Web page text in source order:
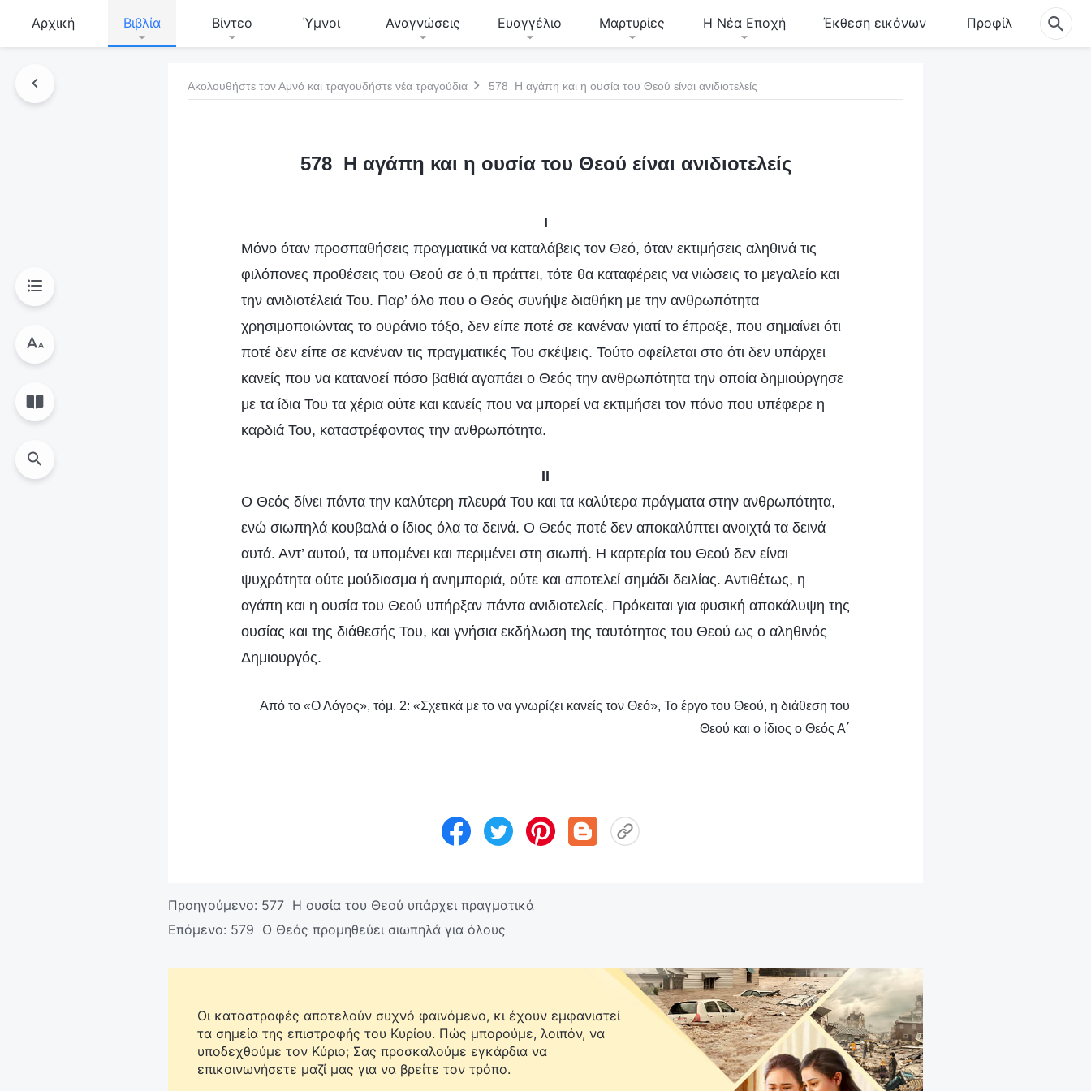
Αρχική Βιβλία Βίντεο Ύμνοι Αναγνώσεις Ευαγγέλιο Μαρτυρίες Η Νέα Εποχή Έκθεση εικόνων Προφίλ
Ακολουθήστε τον Αμνό και τραγουδήστε νέα τραγούδια 578 Η αγάπη και η ουσία του Θεού είναι ανιδιοτελείς
578 Η αγάπη και η ουσία του Θεού είναι ανιδιοτελείς
I
Μόνο όταν προσπαθήσεις πραγματικά να καταλάβεις τον Θεό, όταν εκτιμήσεις αληθινά τις
φιλόπονες προθέσεις του Θεού σε ό,τι πράττει, τότε θα καταφέρεις να νιώσεις το μεγαλείο και
την ανιδιοτέλειά Του. Παρ’ όλο που ο Θεός συνήψε διαθήκη με την ανθρωπότητα
χρησιμοποιώντας το ουράνιο τόξο, δεν είπε ποτέ σε κανέναν γιατί το έπραξε, που σημαίνει ότι
ποτέ δεν είπε σε κανέναν τις πραγματικές Του σκέψεις. Τούτο οφείλεται στο ότι δεν υπάρχει
κανείς που να κατανοεί πόσο βαθιά αγαπάει ο Θεός την ανθρωπότητα την οποία δημιούργησε
με τα ίδια Του τα χέρια ούτε και κανείς που να μπορεί να εκτιμήσει τον πόνο που υπέφερε η
καρδιά Του, καταστρέφοντας την ανθρωπότητα.
II
Ο Θεός δίνει πάντα την καλύτερη πλευρά Του και τα καλύτερα πράγματα στην ανθρωπότητα,
ενώ σιωπηλά κουβαλά ο ίδιος όλα τα δεινά. Ο Θεός ποτέ δεν αποκαλύπτει ανοιχτά τα δεινά
αυτά. Αντ’ αυτού, τα υπομένει και περιμένει στη σιωπή. Η καρτερία του Θεού δεν είναι
ψυχρότητα ούτε μούδιασμα ή ανημποριά, ούτε και αποτελεί σημάδι δειλίας. Αντιθέτως, η
αγάπη και η ουσία του Θεού υπήρξαν πάντα ανιδιοτελείς. Πρόκειται για φυσική αποκάλυψη της
ουσίας και της διάθεσής Του, και γνήσια εκδήλωση της ταυτότητας του Θεού ως ο αληθινός
Δημιουργός.
Από το «Ο Λόγος», τόμ. 2: «Σχετικά με το να γνωρίζει κανείς τον Θεό», Το έργο του Θεού, η διάθεση του
Θεού και ο ίδιος ο Θεός Α΄
Προηγούμενο: 577 Η ουσία του Θεού υπάρχει πραγματικά
Επόμενο: 579 Ο Θεός προμηθεύει σιωπηλά για όλους
Οι καταστροφές αποτελούν συχνό φαινόμενο, κι έχουν εμφανιστεί
τα σημεία της επιστροφής του Κυρίου. Πώς μπορούμε, λοιπόν, να
υποδεχθούμε τον Κύριο; Σας προσκαλούμε εγκάρδια να
επικοινωνήσετε μαζί μας για να βρείτε τον τρόπο.